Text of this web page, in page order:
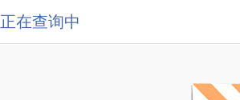
正在查询中